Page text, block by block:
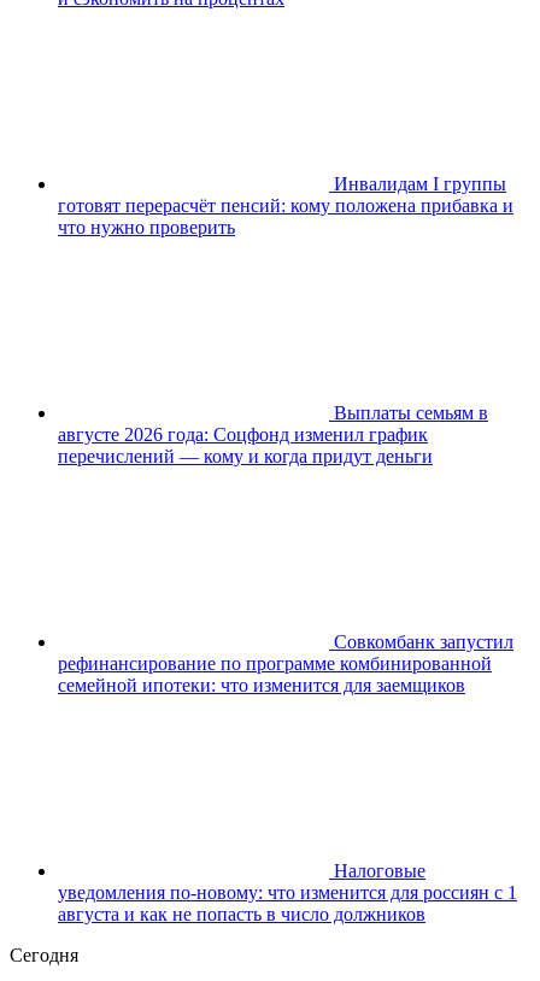
Инвалидам I группы
готовят перерасчёт пенсий: кому положена прибавка и
что нужно проверить
Выплаты семьям в
августе 2026 года: Соцфонд изменил график
перечислений — кому и когда придут деньги
Совкомбанк запустил
рефинансирование по программе комбинированной
семейной ипотеки: что изменится для заемщиков
Налоговые
уведомления по-новому: что изменится для россиян с 1
августа и как не попасть в число должников
Сегодня